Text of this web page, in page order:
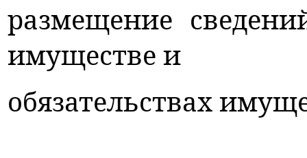
размещение
имуществе и
обязательствах